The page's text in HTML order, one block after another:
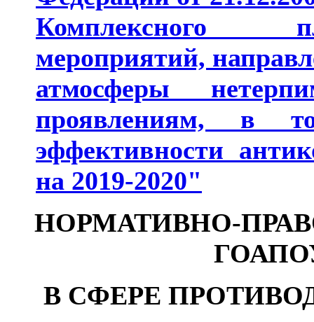
Комплексного
мероприятий,
атмосферы
проявлениям, в
эффективности
на 2019-2020"
НОРМАТИВНО-
В СФЕРЕ